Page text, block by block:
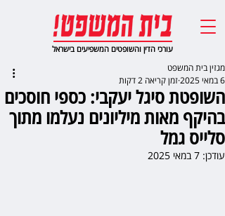
עורכי הדין והשופטים המשפיעים בישראל
השופטת סיגל יעקבי: כספי חוסכים
בהיקף מאות מיליונים נעלמו מתוך
סלייס גמל
מגזין בית המשפט
6 במאי 2025
זמן קריאה 2 דקות
עודכן: 7 במאי 2025